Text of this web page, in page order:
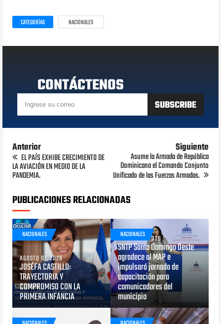
CATEGORÍAS NACIONALES
CONTÁCTENOS
Anterior
EL PAÍS EXHIBE CRECIMIENTO DE
LA AVIACIÓN EN MEDIO DE LA
PANDEMIA.
Siguiente
Asume la Armada de República
Dominicana el Comando Conjunto
Unificado de las Fuerzas Armadas.
PUBLICACIONES RELACIONADAS
NACIONALES
AGOSTO 07, 2026
JOSÉFA CASTILLO:
TRAYECTORIA Y
COMPROMISO CON LA
PRIMERA INFANCIA
NACIONALES
AGOSTO 05, 2026
SNTP Santo Domingo Oeste
agradece al MAP e
impulsará jornada de
capacitación para
comunicadores del
municipio